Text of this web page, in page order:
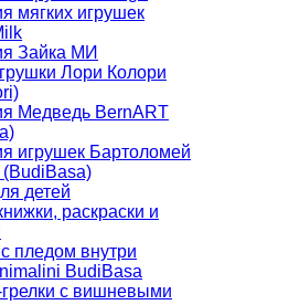
мягких игрушек
Зайка МИ
Лори Колори
Медведь BernART
игрушек Бартоломей
(BudiBasa)
детей
раскраски и
пледом внутри
BudiBasa
с вишневыми